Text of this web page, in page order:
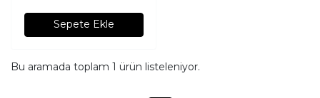
Sepete Ekle
Bu aramada toplam 1 ürün listeleniyor.